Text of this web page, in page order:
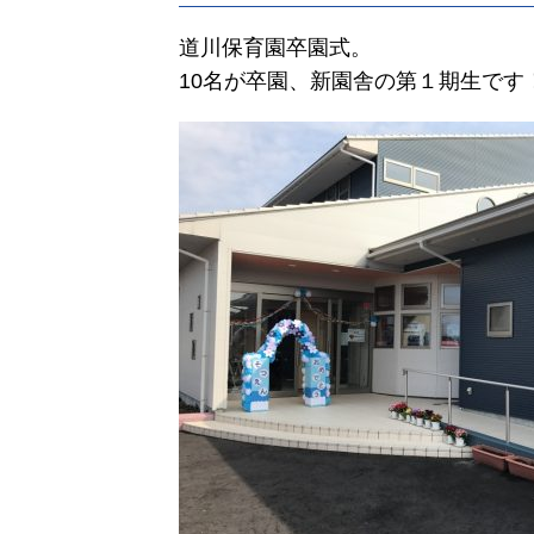
道川保育園卒園式。
10名が卒園、新園舎の第１期生です